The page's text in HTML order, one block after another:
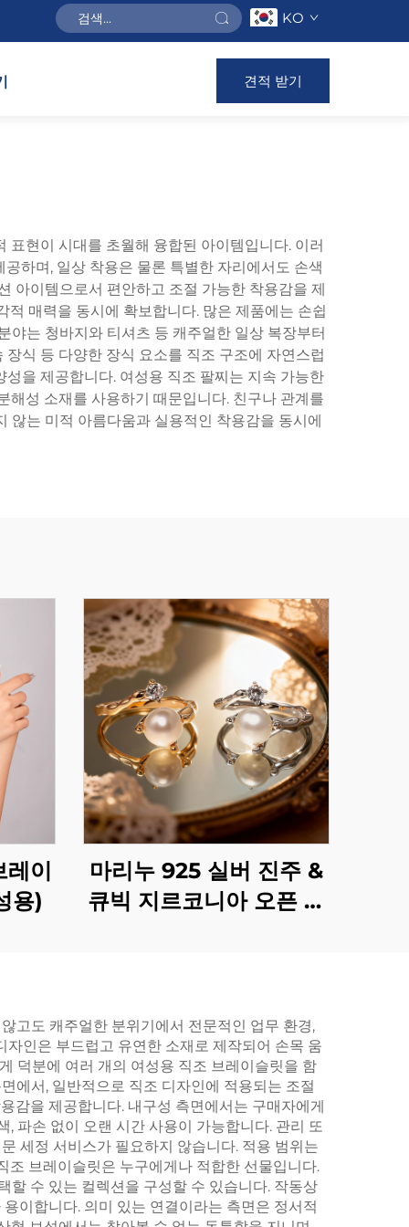
KO
견적 받기
표현이 시대를 초월해 융합된 아이템입니다. 이러
하며, 일상 착용은 물론 특별한 자리에서도 손색
아이템으로서 편안하고 조절 가능한 착용감을 제
매력을 동시에 확보합니다. 많은 제품에는 손쉽
야는 청바지와 티셔츠 등 캐주얼한 일상 복장부터
식 등 다양한 장식 요소를 직조 구조에 자연스럽
을 제공합니다. 여성용 직조 팔찌는 지속 가능한
해성 소재를 사용하기 때문입니다. 친구나 관계를
않는 미적 아름다움과 실용적인 착용감을 동시에
이
용)
마리누 925 실버 진주 &
큐빅 지르코니아 오픈 링
고도 캐주얼한 분위기에서 전문적인 업무 환경,
인은 부드럽고 유연한 소재로 제작되어 손목 움
덕분에 여러 개의 여성용 직조 브레이슬릿을 함
에서, 일반적으로 직조 디자인에 적용되는 조절
감을 제공합니다. 내구성 측면에서는 구매자에게
파손 없이 오랜 시간 사용이 가능합니다. 관리 또
세정 서비스가 필요하지 않습니다. 적용 범위는
조 브레이슬릿은 누구에게나 적합한 선물입니다.
할 수 있는 컬렉션을 구성할 수 있습니다. 작동상
이합니다. 의미 있는 연결이라는 측면은 정서적